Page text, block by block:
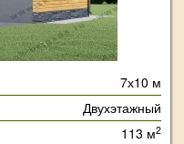
7х10 м
Двухэтажный
113 м2